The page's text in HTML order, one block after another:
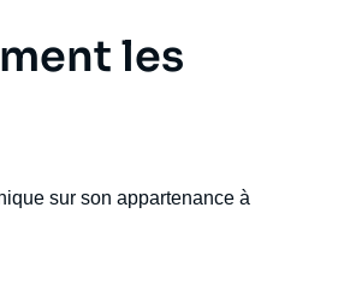
les
sur son appartenance à